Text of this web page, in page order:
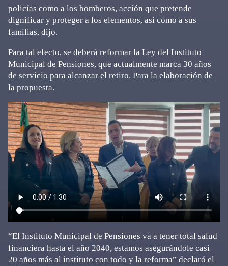
policías como a los bomberos, acción que pretende
dignificar y proteger a los elementos, así como a sus
familias, dijo.
Para tal efecto, se deberá reformar la Ley del Instituto
Municipal de Pensiones, que actualmente marca 30 años
de servicio para alcanzar el retiro. Para la elaboración de
la propuesta.
“El Instituto Municipal de Pensiones va a tener total salud
financiera hasta el año 2040, estamos asegurándole casi
20 años más al instituto con todo y la reforma” declaró el